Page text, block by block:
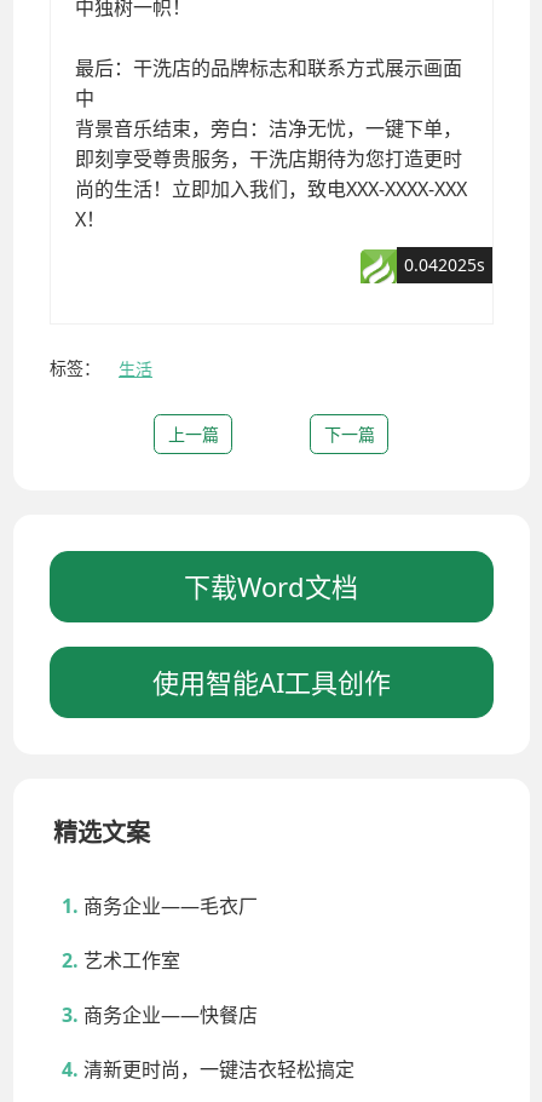
标签： 生活
上一篇 下一篇
下载Word文档
使用智能AI工具创作
精选文案
商务企业——毛衣厂
艺术工作室
商务企业——快餐店
清新更时尚，一键洁衣轻松搞定